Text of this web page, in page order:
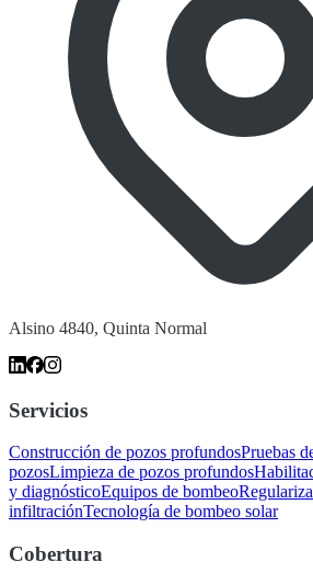
Alsino 4840, Quinta Normal
Servicios
Construcción de pozos profundosPruebas
pozosLimpieza de pozos profundos
y diagnósticoEquipos de bombeo
infiltraciónTecnología de bombeo solar
Cobertura